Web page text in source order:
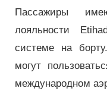
Пассажиры
лояльности
системе на
могут
международном